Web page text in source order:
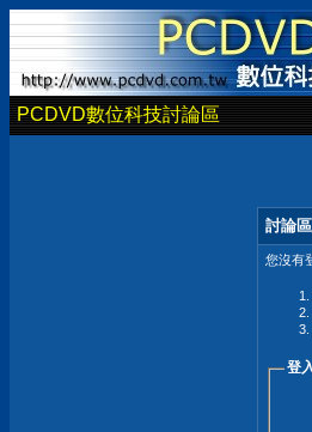
PCDVD數位科技討論區
討論
您沒有
登